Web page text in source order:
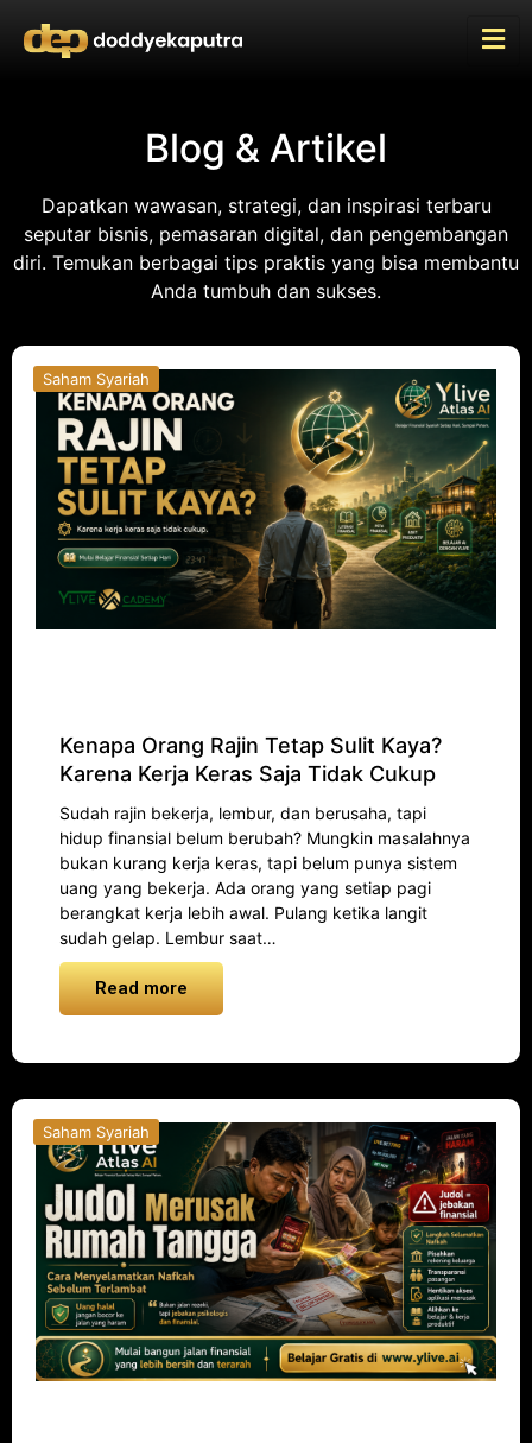
Blog & Artikel
Dapatkan wawasan, strategi, dan inspirasi terbaru
seputar bisnis, pemasaran digital, dan pengembangan
diri. Temukan berbagai tips praktis yang bisa membantu
Anda tumbuh dan sukses.
Saham Syariah
Kenapa Orang Rajin Tetap Sulit Kaya?
Karena Kerja Keras Saja Tidak Cukup
Sudah rajin bekerja, lembur, dan berusaha, tapi
hidup finansial belum berubah? Mungkin masalahnya
bukan kurang kerja keras, tapi belum punya sistem
uang yang bekerja. Ada orang yang setiap pagi
berangkat kerja lebih awal. Pulang ketika langit
sudah gelap. Lembur saat…
Read more
Saham Syariah